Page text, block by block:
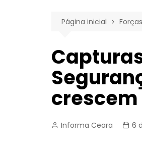
Página inicial
crescem
Informa Ceara 6